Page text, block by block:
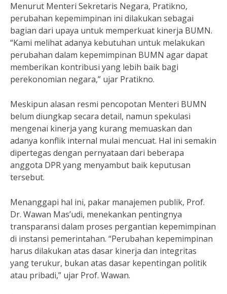
Menurut Menteri Sekretaris Negara, Pratikno,
perubahan kepemimpinan ini dilakukan sebagai
bagian dari upaya untuk memperkuat kinerja BUMN.
“Kami melihat adanya kebutuhan untuk melakukan
perubahan dalam kepemimpinan BUMN agar dapat
memberikan kontribusi yang lebih baik bagi
perekonomian negara,” ujar Pratikno.
Meskipun alasan resmi pencopotan Menteri BUMN
belum diungkap secara detail, namun spekulasi
mengenai kinerja yang kurang memuaskan dan
adanya konflik internal mulai mencuat. Hal ini semakin
dipertegas dengan pernyataan dari beberapa
anggota DPR yang menyambut baik keputusan
tersebut.
Menanggapi hal ini, pakar manajemen publik, Prof.
Dr. Wawan Mas’udi, menekankan pentingnya
transparansi dalam proses pergantian kepemimpinan
di instansi pemerintahan. “Perubahan kepemimpinan
harus dilakukan atas dasar kinerja dan integritas
yang terukur, bukan atas dasar kepentingan politik
atau pribadi,” ujar Prof. Wawan.